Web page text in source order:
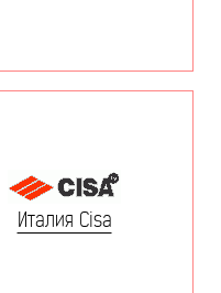
Италия Cisa